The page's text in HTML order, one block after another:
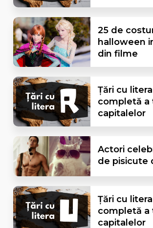
25 de
halloween
din filme
Țări cu
completă a
capitalelor
Actori
de pisicute
Țări cu
completă a
capitalelor